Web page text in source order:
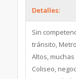
Detalles:
Sin
tránsito,
Altos,
Coliseo,